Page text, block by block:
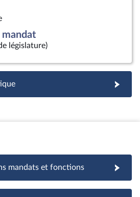
mandat
législature)
mandats et fonctions